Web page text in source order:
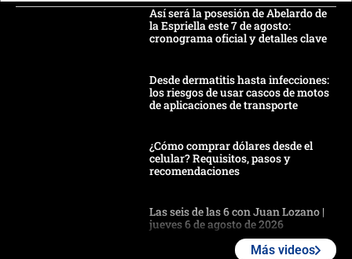
Así será la posesión de Abelardo de
la Espriella este 7 de agosto:
cronograma oficial y detalles clave
Desde dermatitis hasta infecciones:
los riesgos de usar cascos de motos
de aplicaciones de transporte
¿Cómo comprar dólares desde el
celular? Requisitos, pasos y
recomendaciones
Las seis de las 6 con Juan Lozano |
jueves 6 de agosto de 2026
Más videos